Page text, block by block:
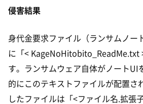
侵害結果
身代金要求ファイル（ランサムノー
に「< KageNoHitobito_ReadMe.txt
す。ランサムウェア自体がノートUI
的にこのテキストファイルが配置さ
したファイルは「<ファイル名.拡張